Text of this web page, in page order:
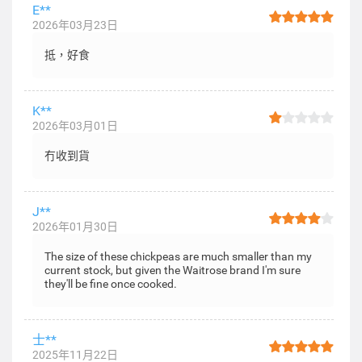
E**
2026年03月23日
抵，好食
K**
2026年03月01日
冇收到貨
J**
2026年01月30日
The size of these chickpeas are much smaller than my
current stock, but given the Waitrose brand I'm sure
they'll be fine once cooked.
士**
2025年11月22日